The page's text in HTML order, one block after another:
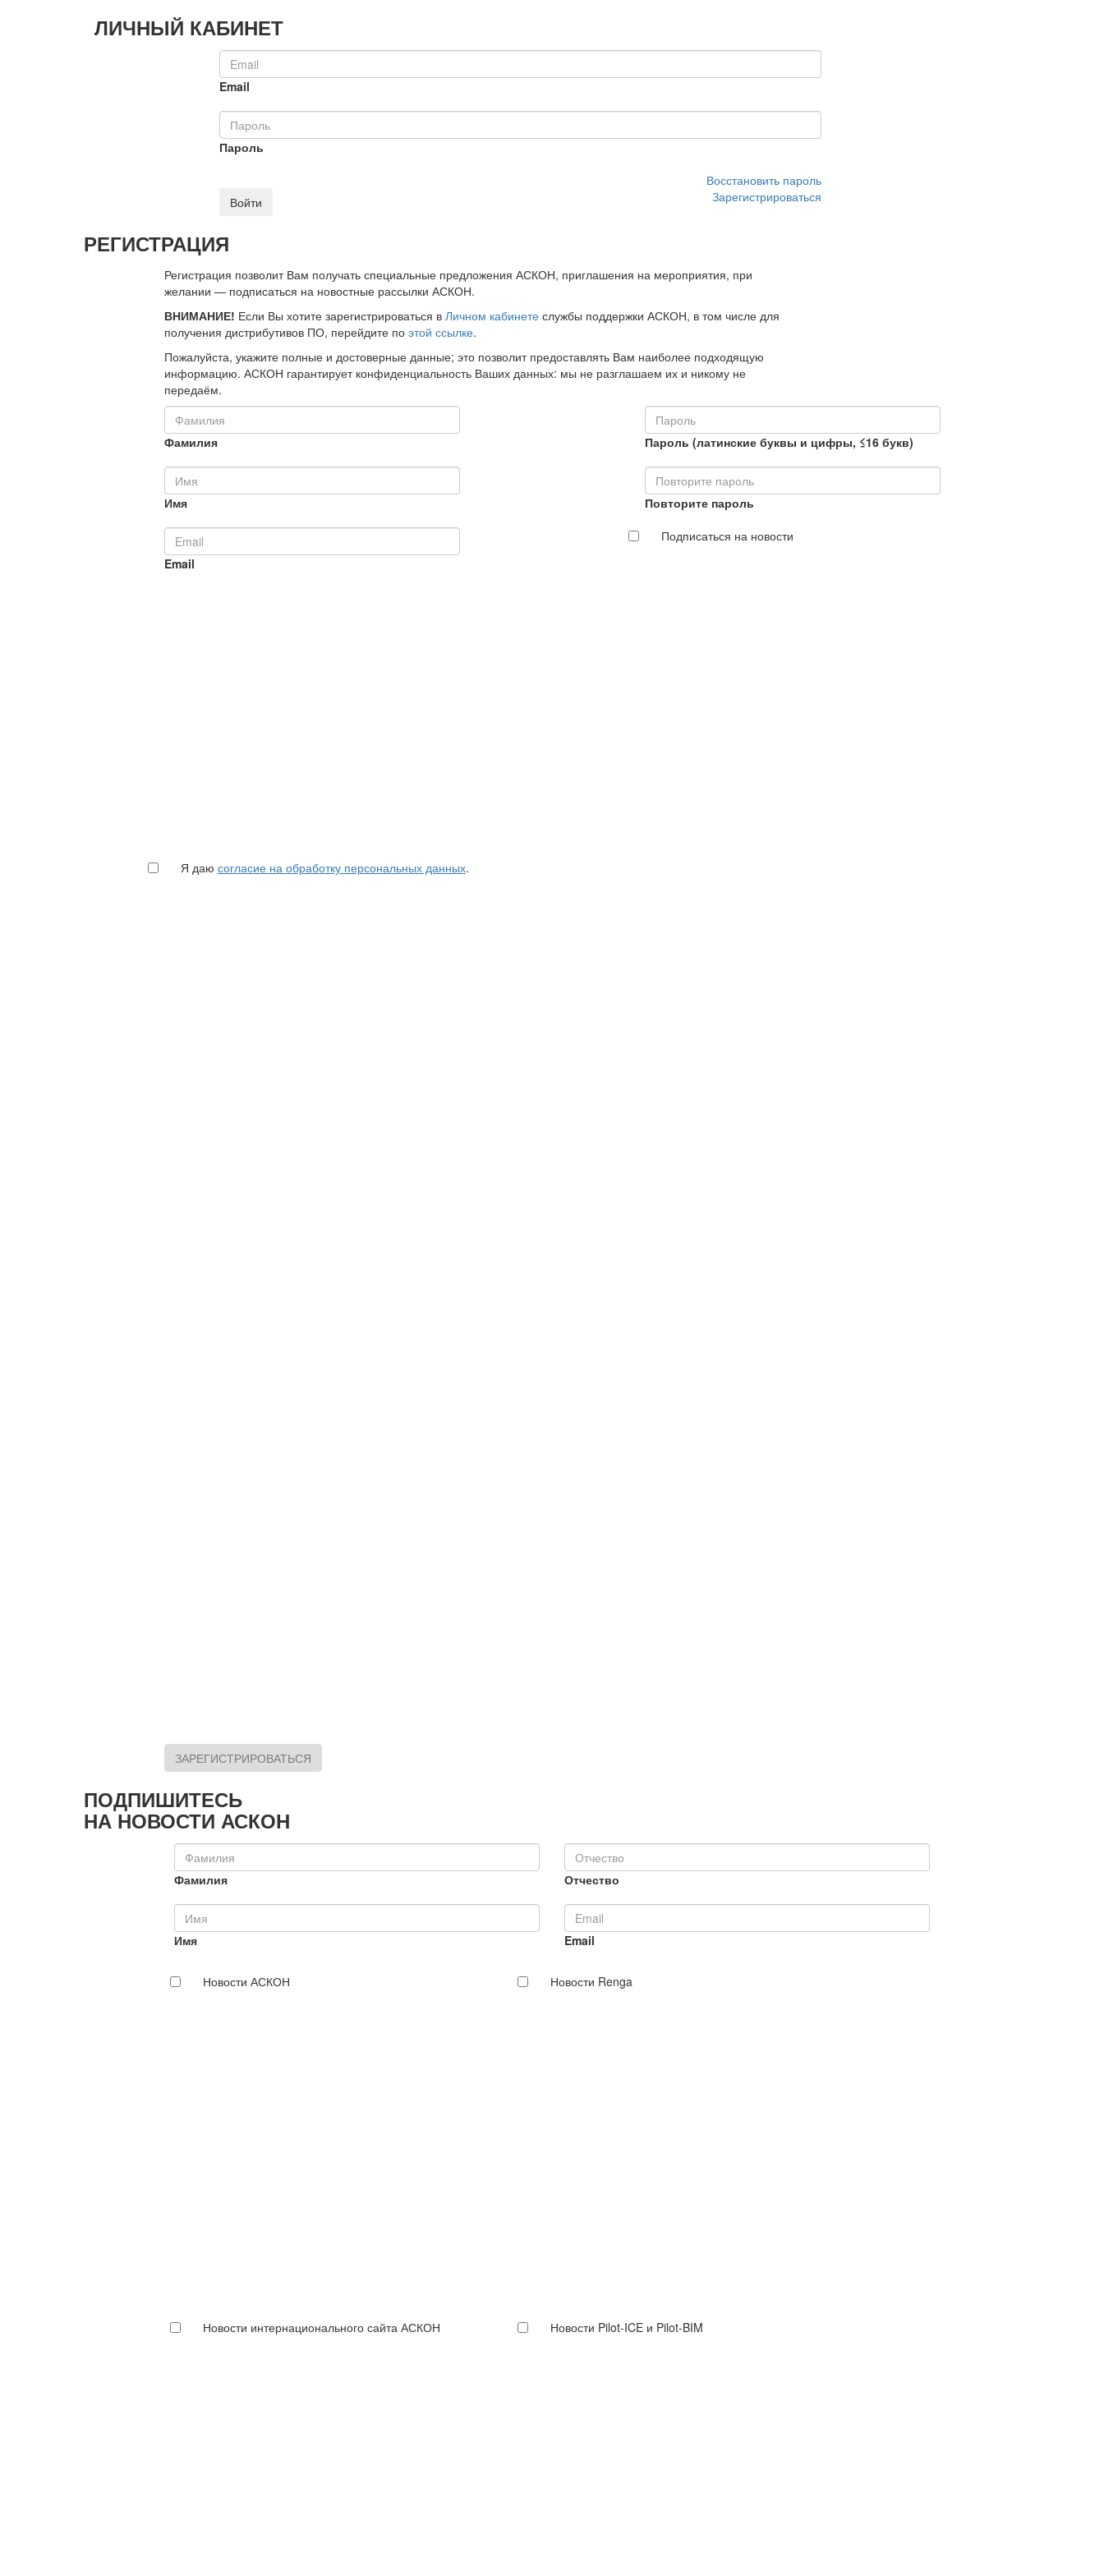
ЛИЧНЫЙ КАБИНЕТ
Email
Пароль
Восстановить пароль
Войти
Зарегистрироваться
РЕГИСТРАЦИЯ
Регистрация позволит Вам получать специальные предложения АСКОН, приглашения на мероприятия, при
желании — подписаться на новостные рассылки АСКОН.
ВНИМАНИЕ! Если Вы хотите зарегистрироваться в Личном кабинетеслужбы поддержки АСКОН, в том числе для
получения дистрибутивов ПО, перейдите по этой ссылке.
Пожалуйста, укажите полные и достоверные данные; это позволит предоставлять Вам наиболее подходящую
информацию. АСКОН гарантирует конфиденциальность Ваших данных: мы не разглашаем их и никому не
передаём.
Фамилия
Имя
Email
Пароль (латинские буквы и цифры, ≤16 букв)
Повторите пароль
Подписаться на новости
Я даю согласие на обработку персональных данных.
ЗАРЕГИСТРИРОВАТЬСЯ
ПОДПИШИТЕСЬ
НА НОВОСТИ АСКОН
Фамилия
Имя
Отчество
Email
Новости АСКОН
Новости интернационального сайта АСКОН
Новости Renga
Новости Pilot-ICE и Pilot-BIM